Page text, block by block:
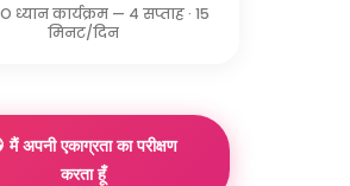
ध्यान कार्यक्रम — 4 सप्ताह · 15
मिनट/दिन
मैं अपनी एकाग्रता का परीक्षण
करता हूँ